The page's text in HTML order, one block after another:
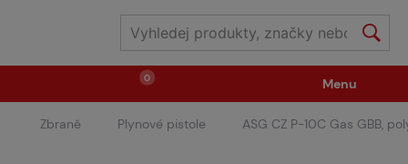
0
Zbraně Střelivo / plyny
Menu
Zbraně Plynové pistole ASG CZ P-10C Gas GBB,